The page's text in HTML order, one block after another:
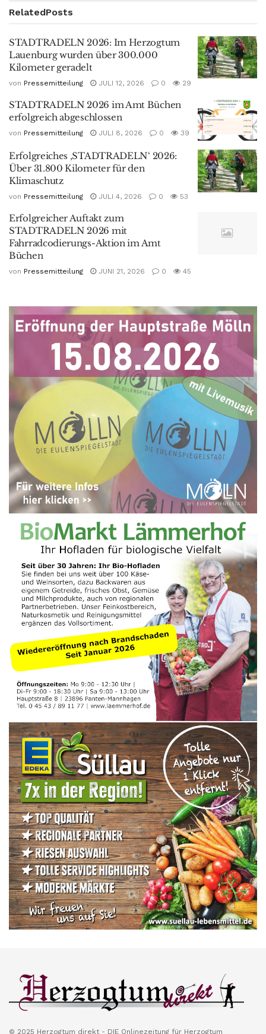
RelatedPosts
STADTRADELN 2026: Im Herzogtum
Lauenburg wurden über 300.000
Kilometer geradelt
von Pressemitteilung JULI 12, 2026 0 29
STADTRADELN 2026 im Amt Büchen
erfolgreich abgeschlossen
von Pressemitteilung JULI 8, 2026 0 39
Erfolgreiches ‚STADTRADELN‘ 2026:
Über 31.800 Kilometer für den
Klimaschutz
von Pressemitteilung JULI 4, 2026 0 53
Erfolgreicher Auftakt zum
STADTRADELN 2026 mit
Fahrradcodierungs-Aktion im Amt
Büchen
von Pressemitteilung JUNI 21, 2026 0 45
© 2025 Herzogtum direkt - DIE Onlinezeitung für Herzogtum